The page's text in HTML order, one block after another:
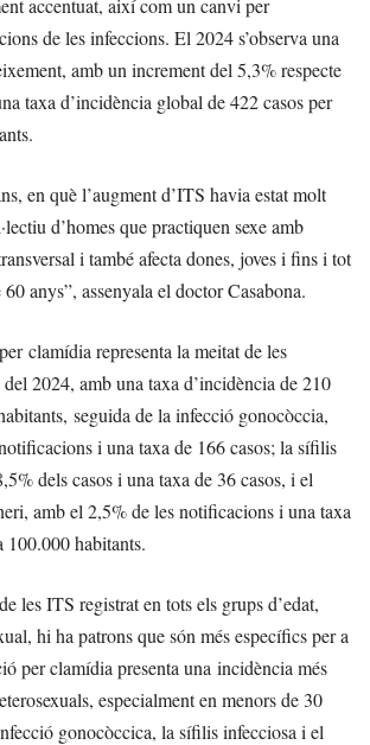
de les infeccions. El 2024 s’observa una
amb un increment del 5,3% respecte
taxa d’incidència global de 422 casos per
en què l’augment d’ITS havia estat molt
d’homes que practiquen sexe amb
i també afecta dones, joves i fins i tot
60 anys”, assenyala el doctor Casabona.
clamídia representa la meitat de les
2024, amb una taxa d’incidència de 210
seguida de la infecció gonocòccia,
i una taxa de 166 casos; la sífilis
dels casos i una taxa de 36 casos, i el
amb el 2,5% de les notificacions i una taxa
100.000 habitants.
les ITS registrat en tots els grups d’edat,
hi ha patrons que són més específics per a
per clamídia presenta una incidència més
especialment en menors de 30
gonocòccica, la sífilis infecciosa i el